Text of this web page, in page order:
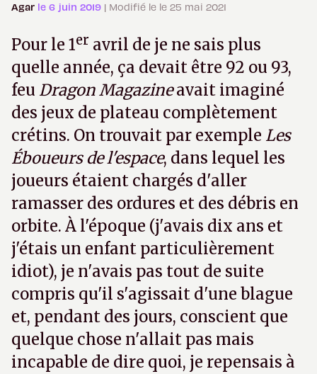
Agar le 6 juin 2019 | Modifié le le 25 mai 2021
Pour le 1er avril de je ne sais plus
quelle année, ça devait être 92 ou 93,
feu Dragon Magazineavait imaginé
des jeux de plateau complètement
crétins. On trouvait par exemple Les
Éboueurs de l'espace, dans lequel les
joueurs étaient chargés d'aller
ramasser des ordures et des débris en
orbite. À l'époque (j'avais dix ans et
j'étais un enfant particulièrement
idiot), je n'avais pas tout de suite
compris qu'il s'agissait d'une blague
et, pendant des jours, conscient que
quelque chose n'allait pas mais
incapable de dire quoi, je repensais à